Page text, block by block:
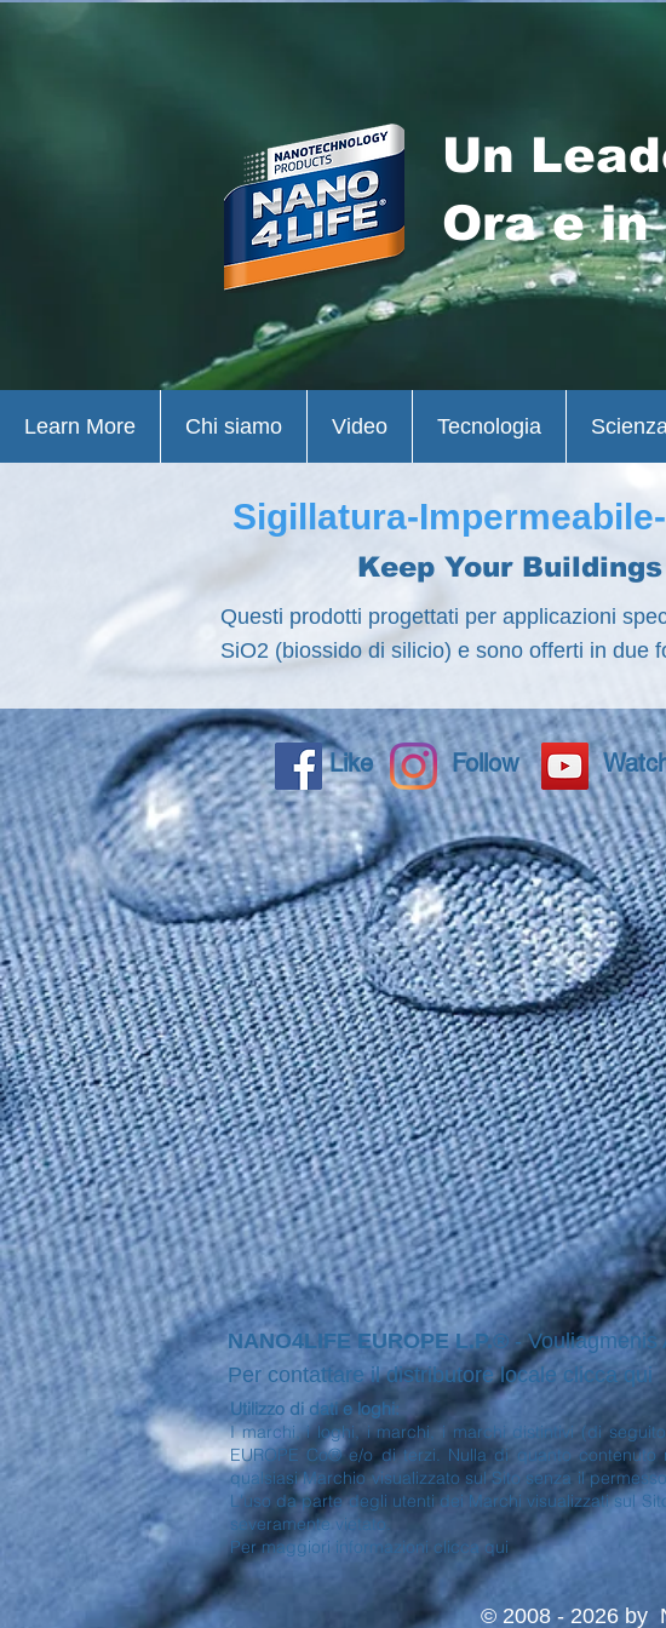
Un
Ora e
Sigillatura-
Keep Your
Questi prodotti progettati per applicazioni
SiO2 (biossido di silicio) e sono offerti in due
Learn More Chi siamo Video Tecnologia
Like Follow
NANO4LIFE EUROPE L.P.® - Vouliagmenis
Per contattare il distributore locale clicca qui
Utilizzo di dati e loghi:
I marchi, i loghi, i marchi, i marchi distintivi (di
EUROPE Co® e/o di terzi. Nulla di quanto
qualsiasi Marchio visualizzato sul Sito senza il
L'uso da parte degli utenti dei Marchi visualizzati sul
severamente vietato.
Per maggiori informazioni clicca qui
© 2008 - 2026 by